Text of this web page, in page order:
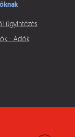
ügyintézés
- Adók